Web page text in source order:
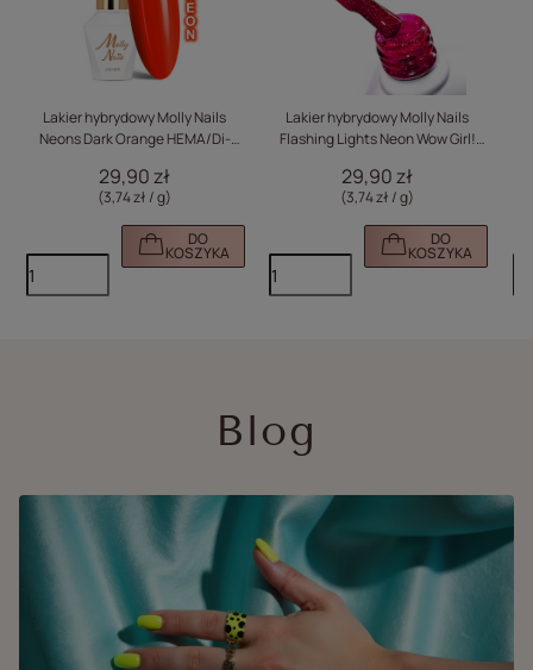
Lakier hybrydowy Molly Nails
Neons Dark Orange HEMA/Di-
29,90 zł
(3,74 zł / g)
DO
KOSZYKA
Lakier hybrydowy Molly Nails
Flashing Lights Neon Wow Girl!
29,90 zł
(3,74 zł / g)
DO
KOSZYKA
Blog